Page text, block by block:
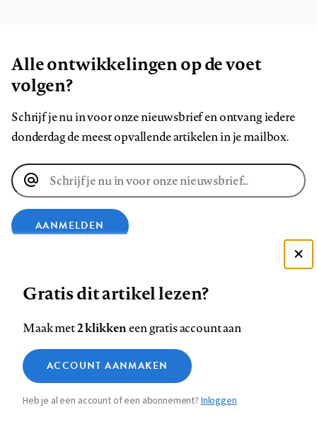
Alle ontwikkelingen op de voet
volgen?
Schrijf je nu in voor onze nieuwsbrief en ontvang iedere
donderdag de meest opvallende artikelen in je mailbox.
E-
mailadres
AANMELDEN
op
Facebook
op
LinkedIn
op
Bluesky
ons
op
InstagramYouTube
Footer
Contact Colofon Disclaimer Privacy
Medische vragen verdienen
betrouwbare antwoorden
Zie onze cookie policy
Analytische cookies
Marketing cookies
Gratis dit artikel lezen?
Maak met2 klikkeneen gratis account aan
ACCOUNT AANMAKEN
Heb je al een account of een abonnement?Inloggen